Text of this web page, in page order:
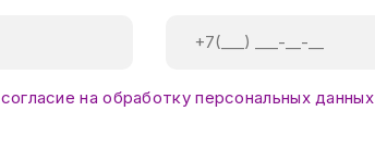
согласие на обработку персональных данных